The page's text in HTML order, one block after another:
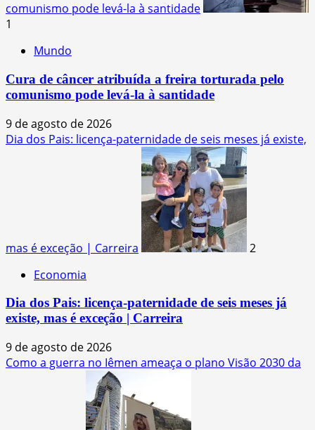
comunismo pode levá-la à santidade
1
Mundo
Cura de câncer atribuída a freira torturada pelo
comunismo pode levá-la à santidade
9 de agosto de 2026
Dia dos Pais: licença-paternidade de seis meses já existe,
mas é exceção | Carreira
2
Economia
Dia dos Pais: licença-paternidade de seis meses já
existe, mas é exceção | Carreira
9 de agosto de 2026
Como a guerra no Iêmen ameaça o plano Visão 2030 da